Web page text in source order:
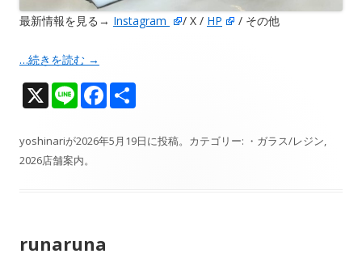
最新情報を見る→ Instagram / X / HP / その他
…続きを読む →
X Li
e
F
e
yoshinariが2026年5月19日に投稿。カテゴリー: ・ガラス/レジン,
2026店舗案内。
runaruna